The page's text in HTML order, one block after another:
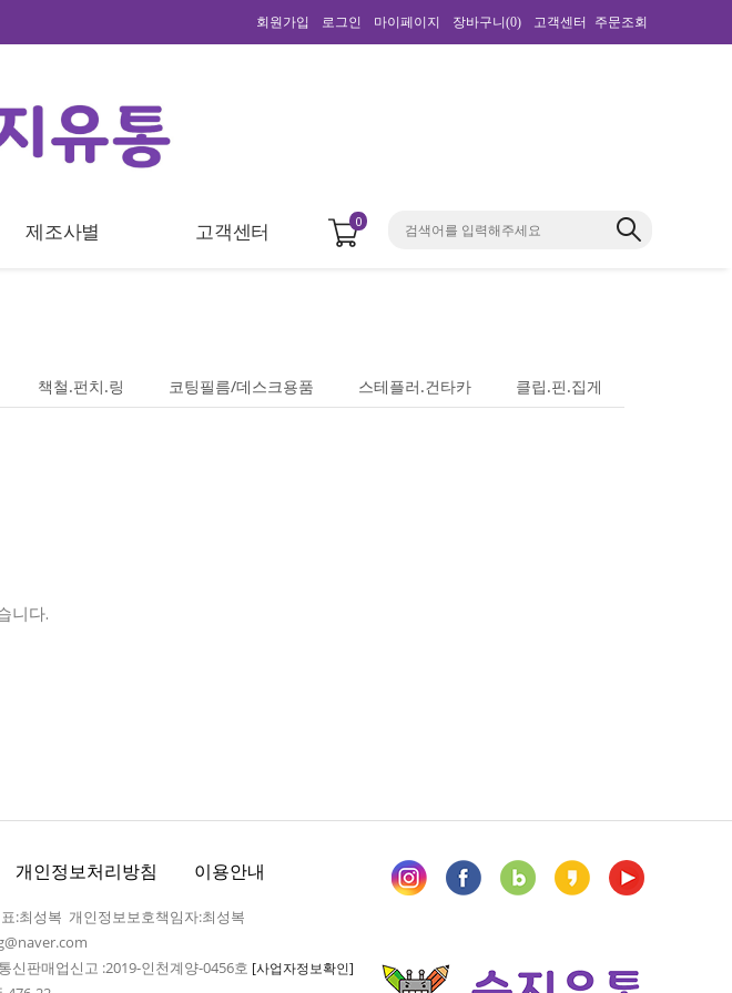
회원가입 로그인 마이페이지 장바구니(0) 고객센터 주문조회
제조사별 고객센터 0
책철.펀치.링 코팅필름/데스크용품 스테플러.건타카
클립.핀.집게
니다.
개인정보처리방침 이용안내
:최성복 개인정보보호책임자:최성복
신판매업신고 :2019-인천계양-0456호 [사업자정보확인]